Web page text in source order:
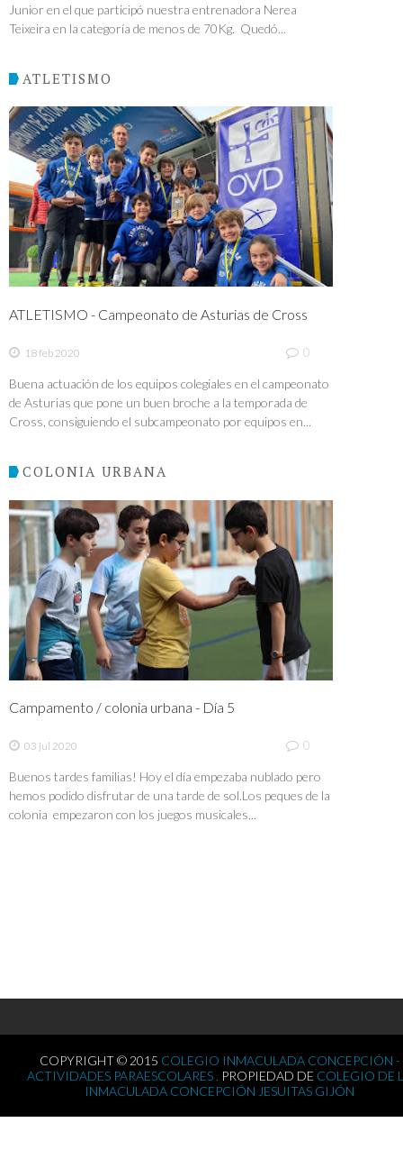
Junior en el que participó nuestra entrenadora Nerea
Teixeira en la categoría de menos de 70Kg. Quedó...
ATLETISMO
ATLETISMO - Campeonato de Asturias de Cross
18 feb 2020 0
Buena actuación de los equipos colegiales en el campeonato
de Asturias que pone un buen broche a la temporada de
Cross, consiguiendo el subcampeonato por equipos en...
COLONIA URBANA
Campamento / colonia urbana - Día 5
03 jul 2020 0
Buenos tardes familias! Hoy el día empezaba nublado pero
hemos podido disfrutar de una tarde de sol.Los peques de la
colonia empezaron con los juegos musicales...
COPYRIGHT © 2015 COLEGIO INMACULADA CONCEPCIÓN -
ACTIVIDADES PARAESCOLARES . PROPIEDAD DE COLEGIO DE
INMACULADA CONCEPCIÓN JESUITAS GIJÓN